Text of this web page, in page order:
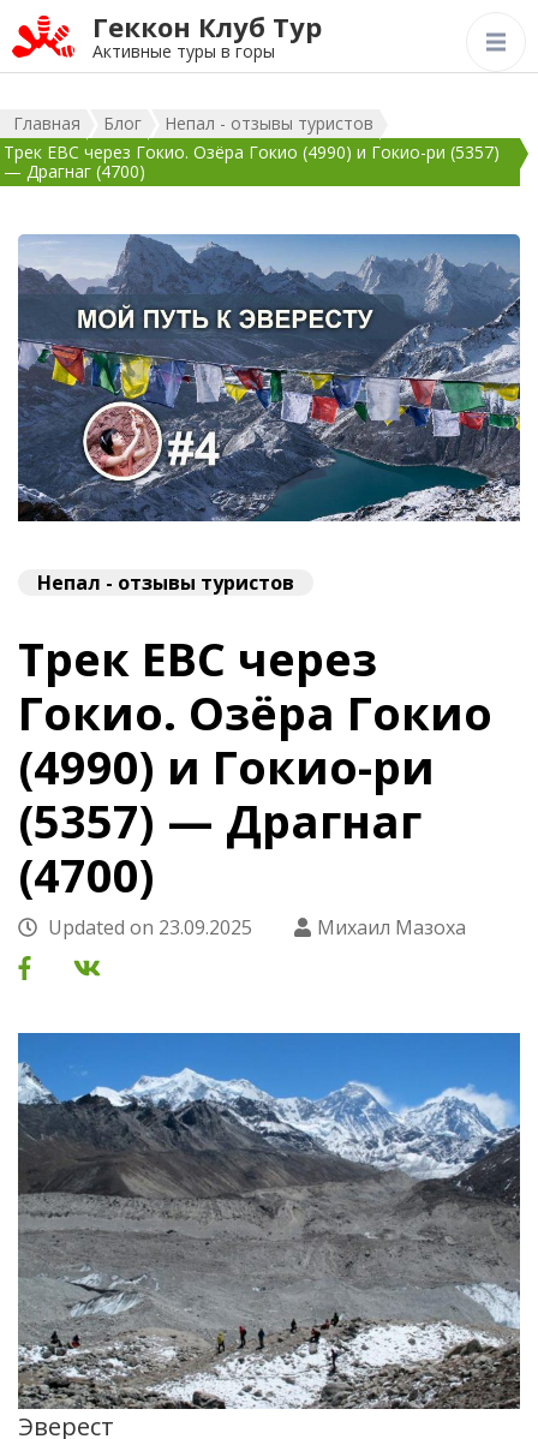
Геккон Клуб Тур
Активные туры в горы
Главная Блог
Непал - отзывы туристов
Трек EBC через Гокио. Озёра Гокио (4990) и Гокио-ри (5357)
— Драгнаг (4700)
Непал - отзывы туристов
Трек EBC через
Гокио. Озёра Гокио
(4990) и Гокио-ри
(5357) — Драгнаг
(4700)
Updated on 23.09.2025 Михаил Мазоха
Эверест